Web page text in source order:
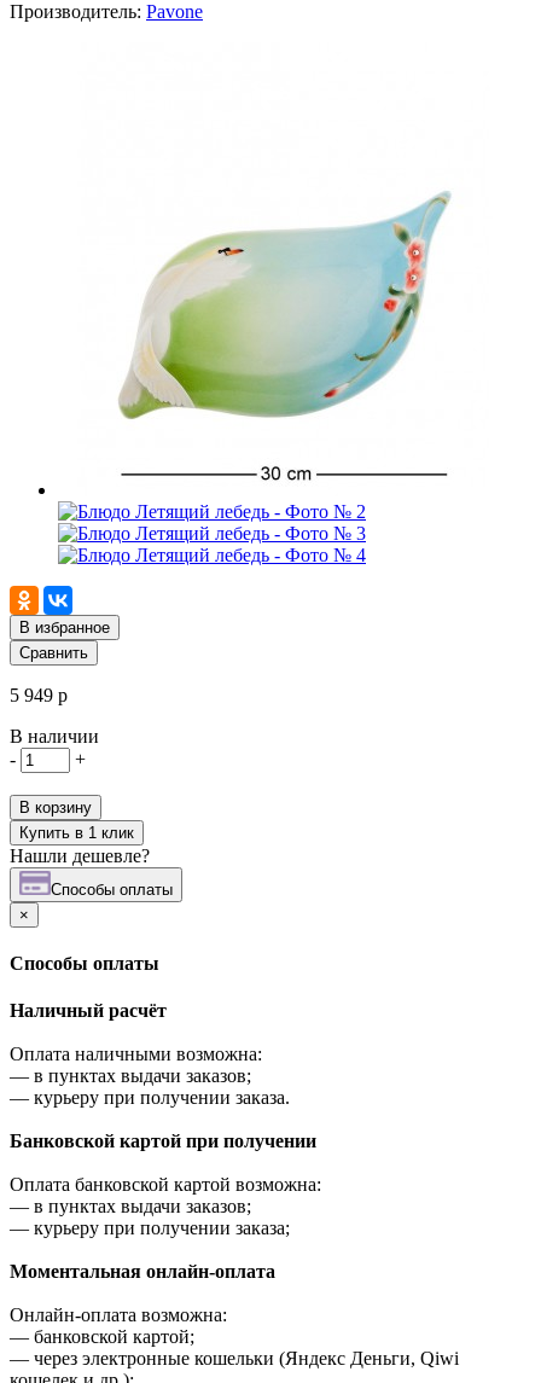
Производитель: Pavone
В избранное
Сравнить
5 949 р
В наличии
-
+
В корзину
Купить в 1 клик
Нашли дешевле?
Cпособы оплаты
×
Cпособы оплаты
Наличный расчёт
Оплата наличными возможна:
— в пунктах выдачи заказов;
— курьеру при получении заказа.
Банковской картой при получении
Оплата банковской картой возможна:
— в пунктах выдачи заказов;
— курьеру при получении заказа;
Моментальная онлайн-оплата
Онлайн-оплата возможна:
— банковской картой;
— через электронные кошельки (Яндекс Деньги, Qiwi